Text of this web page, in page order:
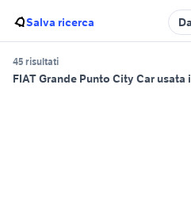
Salva ricerca
45 risultati
FIAT Grande Punto City Car usata